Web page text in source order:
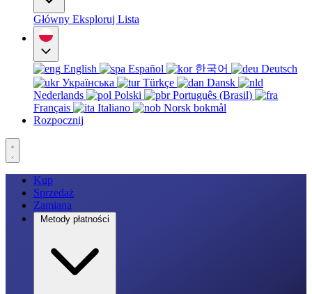
Główny Eksploruj Lista
English Español 한국어
Deutsch
Українська
Türkçe
Dansk
Nederlands
Polski
Português (Brasil)
Français
Italiano
Norsk bokmål
Rozpocznij
Kup
Sprzedaż
Zamiana
Metody płatności